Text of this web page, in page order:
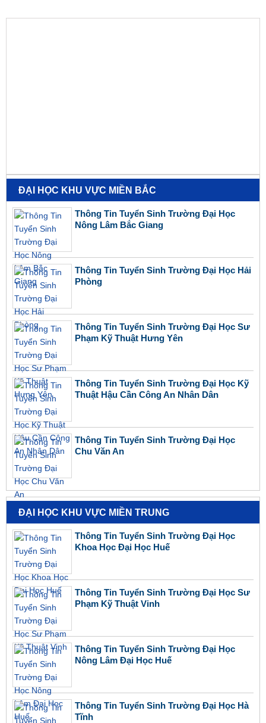
ĐẠI HỌC KHU VỰC MIỀN BẮC
Thông Tin Tuyển Sinh Trường Đại Học
Nông Lâm Bắc Giang
Thông Tin Tuyển Sinh Trường Đại Học Hải
Phòng
Thông Tin Tuyển Sinh Trường Đại Học Sư
Phạm Kỹ Thuật Hưng Yên
Thông Tin Tuyển Sinh Trường Đại Học Kỹ
Thuật Hậu Cần Công An Nhân Dân
Thông Tin Tuyển Sinh Trường Đại Học
Chu Văn An
ĐẠI HỌC KHU VỰC MIỀN TRUNG
Thông Tin Tuyển Sinh Trường Đại Học
Khoa Học Đại Học Huế
Thông Tin Tuyển Sinh Trường Đại Học Sư
Phạm Kỹ Thuật Vinh
Thông Tin Tuyển Sinh Trường Đại Học
Nông Lâm Đại Học Huế
Thông Tin Tuyển Sinh Trường Đại Học Hà
Tĩnh